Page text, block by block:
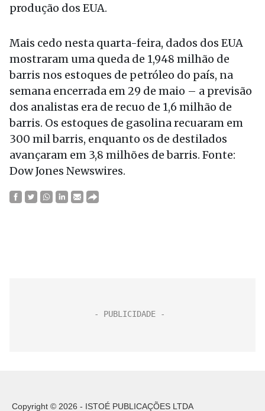
produção dos EUA.
Mais cedo nesta quarta-feira, dados dos EUA
mostraram uma queda de 1,948 milhão de
barris nos estoques de petróleo do país, na
semana encerrada em 29 de maio – a previsão
dos analistas era de recuo de 1,6 milhão de
barris. Os estoques de gasolina recuaram em
300 mil barris, enquanto os de destilados
avançaram em 3,8 milhões de barris. Fonte:
Dow Jones Newswires.
Copyright © 2026 - ISTOÉ PUBLICAÇÕES LTDA